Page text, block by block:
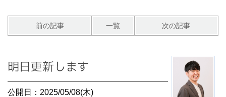
前の記事 一覧 次の記事
明日更新します
公開日：2025/05/08(木)